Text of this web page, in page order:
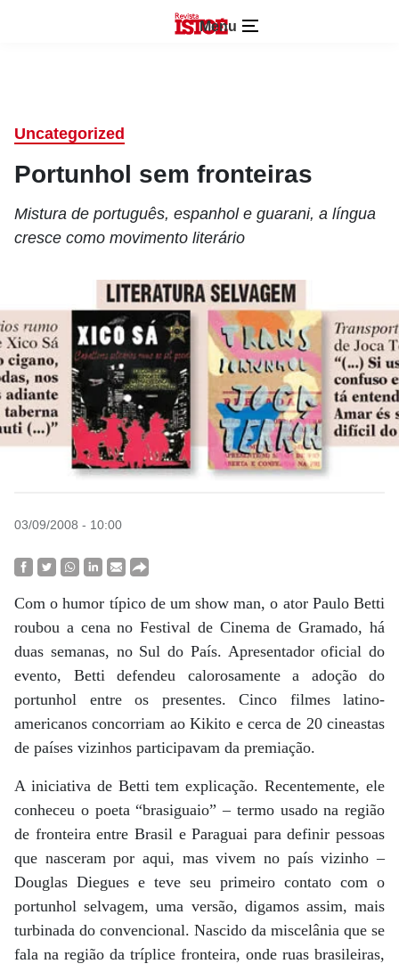
Menu
Uncategorized
Portunhol sem fronteiras
Mistura de português, espanhol e guarani, a língua
cresce como movimento literário
03/09/2008 - 10:00
Com o humor típico de um show man, o ator Paulo Betti
roubou a cena no Festival de Cinema de Gramado, há
duas semanas, no Sul do País. Apresentador oficial do
evento, Betti defendeu calorosamente a adoção do
portunhol entre os presentes. Cinco filmes latino-
americanos concorriam ao Kikito e cerca de 20 cineastas
de países vizinhos participavam da premiação.
A iniciativa de Betti tem explicação. Recentemente, ele
conheceu o poeta “brasiguaio” – termo usado na região
de fronteira entre Brasil e Paraguai para definir pessoas
que nasceram por aqui, mas vivem no país vizinho –
Douglas Diegues e teve seu primeiro contato com o
portunhol selvagem, uma versão, digamos assim, mais
turbinada do convencional. Nascido da miscelânia que se
fala na região da tríplice fronteira, onde ruas brasileiras,